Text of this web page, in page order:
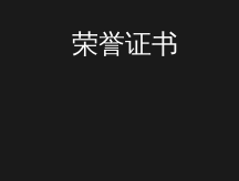
荣誉证书